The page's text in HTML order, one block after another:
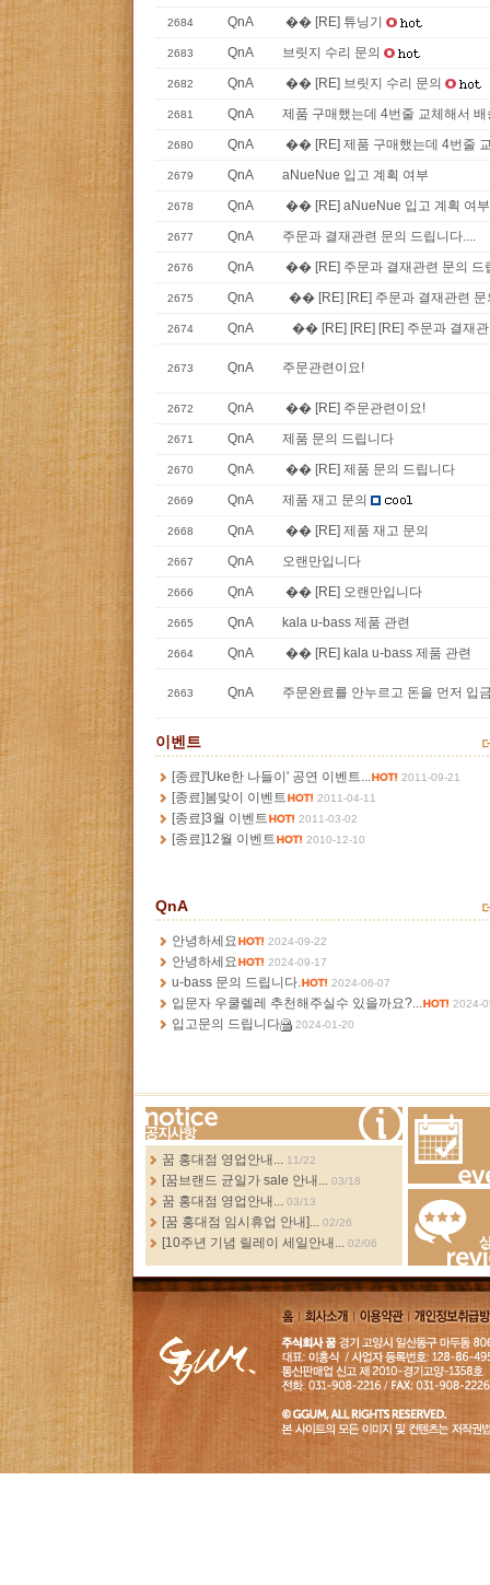
2684 QnA �� [RE] 튜닝기
2683 QnA 브릿지 수리 문의
2682 QnA �� [RE] 브릿지 수리 문의
2681 QnA 제품 구매했는데 4번줄 교체해서
2680 QnA �� [RE] 제품 구매했는데 4번줄
2679 QnA aNueNue 입고 계획 여부
2678 QnA �� [RE] aNueNue 입고 계획 여부
2677 QnA 주문과 결재관련 문의 드립니다....
2676 QnA �� [RE] 주문과 결재관련 문의 드
2675 QnA �� [RE] [RE] 주문과 결재관련 문
2674 QnA �� [RE] [RE] [RE] 주문과 결재관
2673 QnA 주문관련이요!
2672 QnA �� [RE] 주문관련이요!
2671 QnA 제품 문의 드립니다
2670 QnA �� [RE] 제품 문의 드립니다
2669 QnA 제품 재고 문의
2668 QnA �� [RE] 제품 재고 문의
2667 QnA 오랜만입니다
2666 QnA �� [RE] 오랜만입니다
2665 QnA kala u-bass 제품 관련
2664 QnA �� [RE] kala u-bass 제품 관련
2663 QnA 주문완료를 안누르고 돈을 먼저 입
이벤트
[종료]'Uke한 나들이' 공연 이벤트...
2011-09-21
[종료]봄맞이 이벤트 2011-04-11
[종료]3월 이벤트 2011-03-02
[종료]12월 이벤트 2010-12-10
QnA
안녕하세요
2024-09-22
안녕하세요 2024-09-17
u-bass 문의 드립니다. 2024-06-07
입문자 우쿨렐레 추천해주실수 있을까요?... 2024-
입고문의 드립니다 2024-01-20
more...
꿈 홍대점 영업안내... 11/22
[꿈브랜드 균일가 sale 안내... 03/18
꿈 홍대점 영업안내... 03/13
[꿈 홍대점 임시휴업 안내]... 02/26
[10주년 기념 릴레이 세일안내... 02/06
Events
Review
홈
회사소
개
이용약
관
개인정보취급
침